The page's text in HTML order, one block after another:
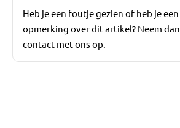
Heb je een foutje gezien of heb je een
opmerking over dit artikel? Neem dan
contact met ons op.